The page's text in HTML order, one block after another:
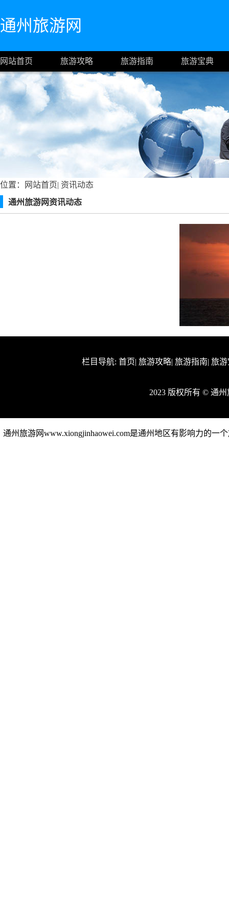
通州旅游网
网站首页 旅游攻略 旅游指南 旅游宝典
位置： 网站首页| 资讯动态
通州旅游网资讯动态
栏目导航: 首页| 旅游攻略| 旅游指南| 旅
2023 版权所有 © 通
通州旅游网www.xiongjinhaowei.com是通州地区有影响力的